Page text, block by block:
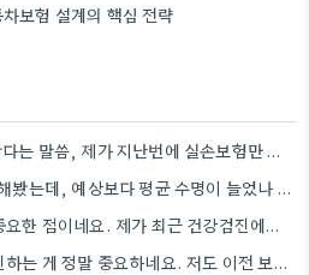
보험 설계의 핵심 전략
실손의료비에 집중하는 게 맞다는 말씀, 제가 지난번에 실손보험만 든 적이 있어서 공감됩니다. 진단비는 꼭 챙겨야겠네요.
저도 90세 만기 상품을 고려해봤는데, 예상보다 평균 수명이 늘었나 봐서 그런지 더 꼼꼼히 확인해야겠네요.
뇌혈관 질환 진단비는 정말 중요한 점이네요. 제가 최근 건강검진에서 뇌압 수치가 조금 높게 나왔어서, 꼭…
병원 진료 기록을 꼼꼼히 확인하는 게 정말 중요하네요. 저도 이전 보험 가입 때 같은 실수를…